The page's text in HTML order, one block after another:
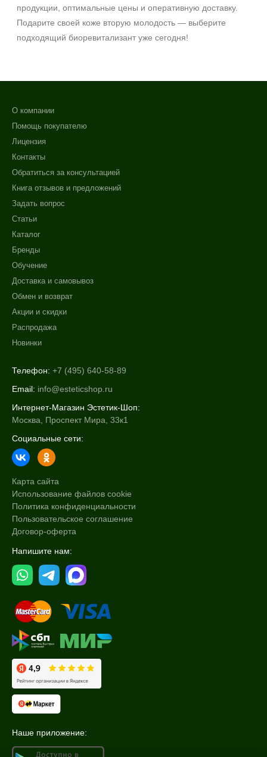
продукции, оптимальные цены и оперативную доставку.
Подарите своей коже вторую молодость — выберите
подходящий биоревитализант уже сегодня!
О компании
Помощь покупателю
Лицензия
Контакты
Обратиться за консультацией
Книга отзывов и предложений
Задать вопрос
Статьи
Каталог
Бренды
Обучение
Доставка и самовывоз
Обмен и возврат
Акции и скидки
Распродажа
Новинки
Телефон: +7 (495) 640-58-89
Email: info@esteticshop.ru
Интернет-Магазин Эстетик-Шоп:
Москва, Проспект Мира, 33к1
Социальные сети:
Карта сайта
Использование файлов cookie
Политика конфиденциальности
Пользовательское соглашение
Договор-оферта
Напишите нам:
Наше приложение: